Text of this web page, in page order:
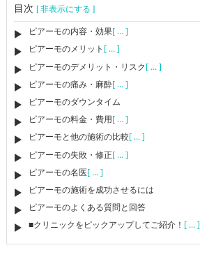
目次[ 非表示にする ]
ピアーモの内容・効果[ ... ]
ピアーモのメリット [ ... ]
ピアーモのデメリット・リスク[ ... ]
ピアーモの痛み・麻酔[ ... ]
ピアーモのダウンタイム
ピアーモの料金・費用[ ... ]
ピアーモと他の施術の比較[ ... ]
ピアーモの失敗・修正[ ... ]
ピアーモの名医[ ... ]
ピアーモの施術を成功させるには
ピアーモのよくある質問と回答
■クリニックをピックアップしてご紹介！ [ ... ]